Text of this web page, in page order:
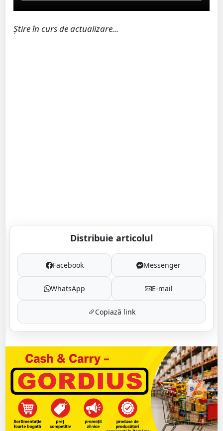
Știre în curs de actualizare...
Distribuie articolul
Facebook Messenger
WhatsApp E-mail
Copiază link